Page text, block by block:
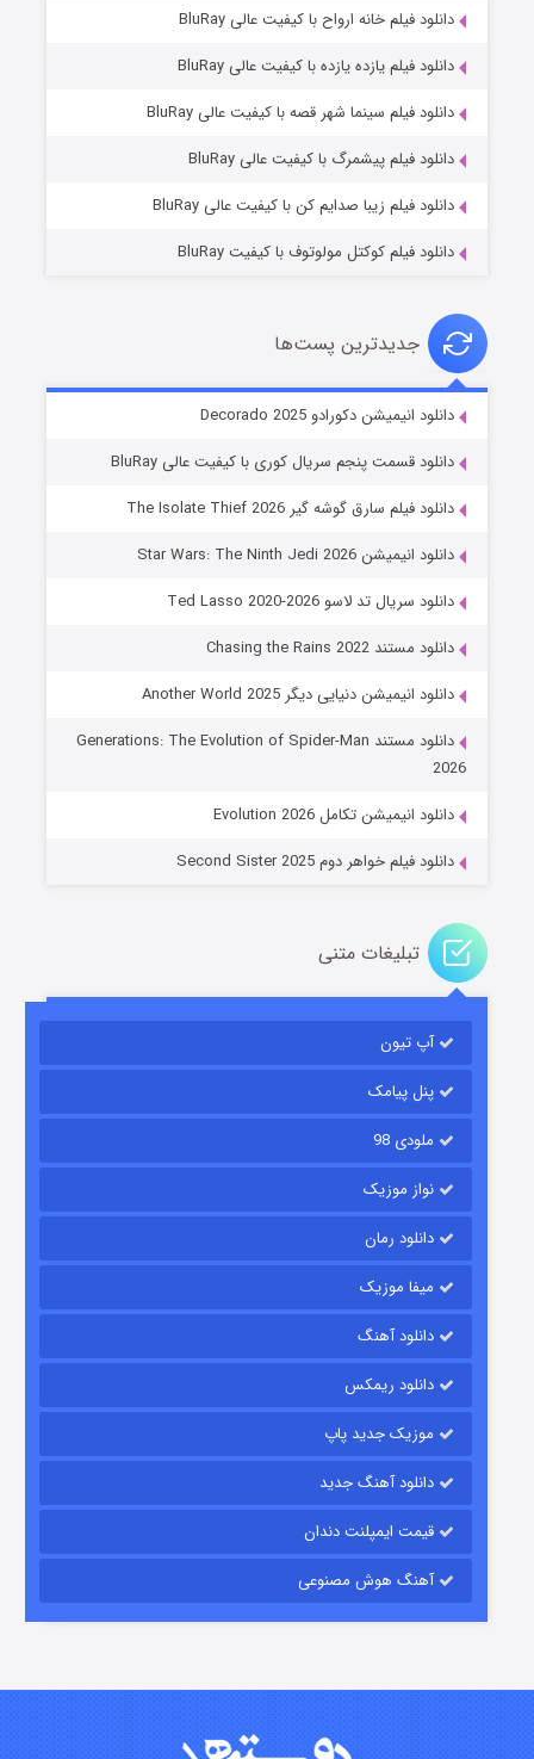
خاندان اژدها فصل ۳
جادوگری در مغولستان
قسمت۱۴ (زیرنویس) منتشر شد
باب اسفنجی فصل ۱۷
قسمت۶ (زیرنویس) منتشر شد
قسمت۱۵ (دوبله) منتشر شد
دانلود فیلم خانه ارواح با کیفیت عالی BluRay
دانلود فیلم یازده یازده با کیفیت عالی BluRay
دانلود فیلم سینما شهر قصه با کیفیت عالی BluRay
دانلود فیلم پیشمرگ با کیفیت عالی BluRay
دانلود فیلم زیبا صدایم کن با کیفیت عالی BluRay
دانلود فیلم کوکتل مولوتوف با کیفیت BluRay
جدیدترین پست‌ها
دانلود انیمیشن دکورادو Decorado 2025
دانلود قسمت پنجم سریال کوری با کیفیت عالی BluRay
دانلود فیلم سارق گوشه گیر The Isolate Thief 2026
دانلود انیمیشن Star Wars: The Ninth Jedi 2026
دانلود سریال تد لاسو Ted Lasso 2020-2026
دانلود مستند Chasing the Rains 2022
دانلود انیمیشن دنیایی دیگر Another World 2025
دانلود مستند Generations: The Evolution of Spider-Man
2026
دانلود انیمیشن تکامل Evolution 2026
دانلود فیلم خواهر دوم Second Sister 2025
تبلیغات متنی
آپ تیون
پنل پیامک
ملودی 98
نواز موزیک
دانلود رمان
میفا موزیک
دانلود آهنگ
دانلود ریمکس
موزیک جدید پاپ
دانلود آهنگ جدید
قیمت ایمپلنت دندان
آهنگ هوش مصنوعی